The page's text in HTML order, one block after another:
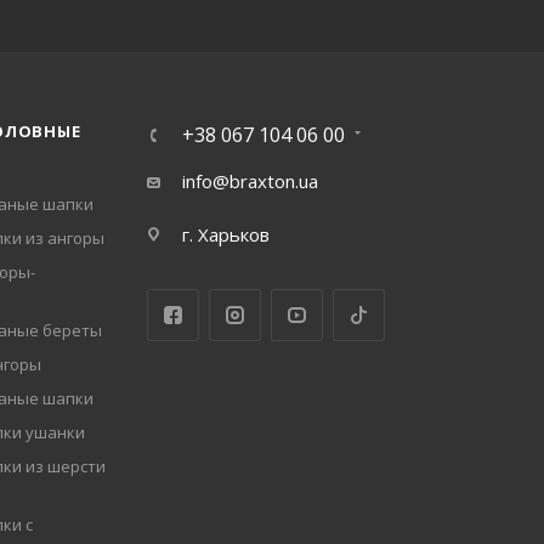
шапки
из ангоры
береты
шапки
ушанки
из шерсти
с
+38 067 104 06 00
info@braxton.ua
г. Харьков